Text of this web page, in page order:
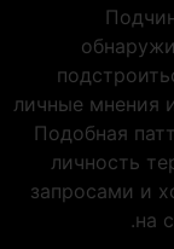
личные мнения
Подобная
личность
запросами и
на